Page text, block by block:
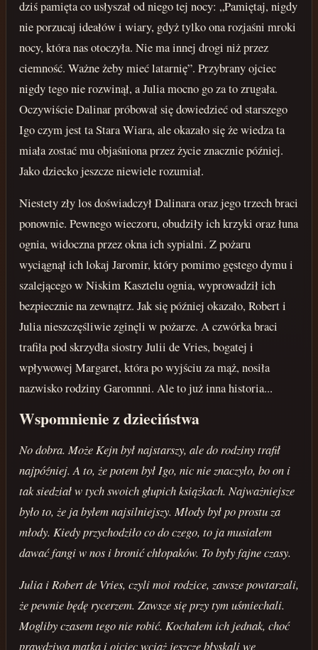
dziś pamięta co usłyszał od niego tej nocy: „Pamiętaj, nigdy
nie porzucaj ideałów i wiary, gdyż tylko ona rozjaśni mroki
nocy, która nas otoczyła. Nie ma innej drogi niż przez
ciemność. Ważne żeby mieć latarnię”. Przybrany ojciec
nigdy tego nie rozwinął, a Julia mocno go za to zrugała.
Oczywiście Dalinar próbował się dowiedzieć od starszego
Igo czym jest ta Stara Wiara, ale okazało się że wiedza ta
miała zostać mu objaśniona przez życie znacznie później.
Jako dziecko jeszcze niewiele rozumiał.
Niestety zły los doświadczył Dalinara oraz jego trzech braci
ponownie. Pewnego wieczoru, obudziły ich krzyki oraz łuna
ognia, widoczna przez okna ich sypialni. Z pożaru
wyciągnął ich lokaj Jaromir, który pomimo gęstego dymu i
szalejącego w Niskim Kasztelu ognia, wyprowadził ich
bezpiecznie na zewnątrz. Jak się później okazało, Robert i
Julia nieszczęśliwie zginęli w pożarze. A czwórka braci
trafiła pod skrzydła siostry Julii de Vries, bogatej i
wpływowej Margaret, która po wyjściu za mąż, nosiła
nazwisko rodziny Garomnni. Ale to już inna historia...
Wspomnienie z dzieciństwa
No dobra. Może Kejn był najstarszy, ale do rodziny trafił
najpóźniej. A to, że potem był Igo, nic nie znaczyło, bo on i
tak siedział w tych swoich głupich książkach. Najważniejsze
było to, że ja byłem najsilniejszy. Młody był po prostu za
młody. Kiedy przychodziło co do czego, to ja musiałem
dawać fangi w nos i bronić chłopaków. To były fajne czasy.
Julia i Robert de Vries, czyli moi rodzice, zawsze powtarzali,
że pewnie będę rycerzem. Zawsze się przy tym uśmiechali.
Mogliby czasem tego nie robić. Kochałem ich jednak, choć
prawdziwa matka i ojciec wciąż jeszcze błyskali we